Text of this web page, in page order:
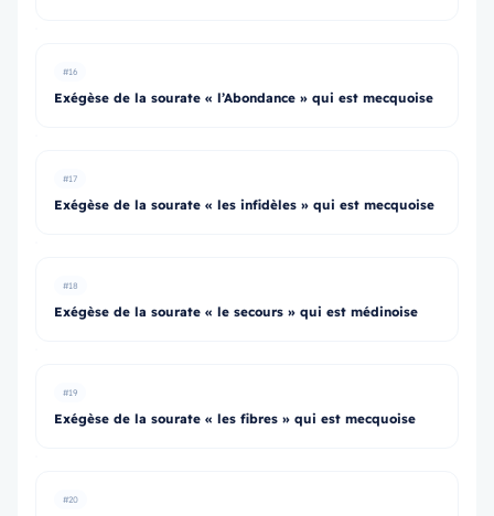
#16
Exégèse de la sourate « l’Abondance » qui est mecquoise
#17
Exégèse de la sourate « les infidèles » qui est mecquoise
#18
Exégèse de la sourate « le secours » qui est médinoise
#19
Exégèse de la sourate « les fibres » qui est mecquoise
#20